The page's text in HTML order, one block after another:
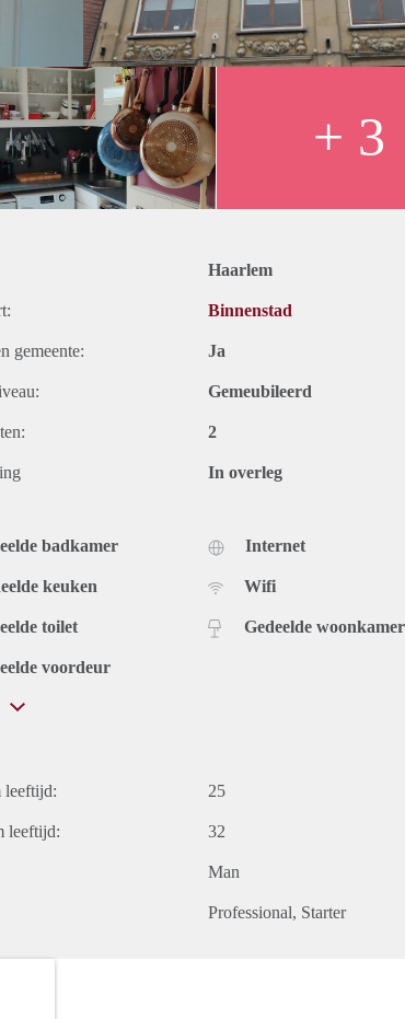
+ 3
Haarlem
Binnenstad
gemeente: Ja
Gemeubileerd
2
In overleg
badkamer
keuken
toilet
voordeur
Internet
Wifi
Gedeelde woonkamer
leeftijd: 25
leeftijd: 32
Man
Professional Starter